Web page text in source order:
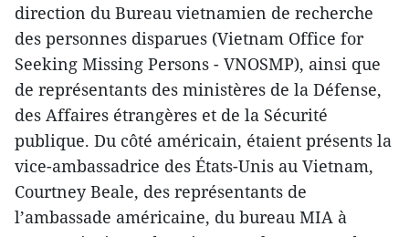
direction du Bureau vietnamien de recherche
des personnes disparues (Vietnam Office for
Seeking Missing Persons - VNOSMP), ainsi que
de représentants des ministères de la Défense,
des Affaires étrangères et de la Sécurité
publique. Du côté américain, étaient présents la
vice-ambassadrice des États-Unis au Vietnam,
Courtney Beale, des représentants de
l’ambassade américaine, du bureau MIA à